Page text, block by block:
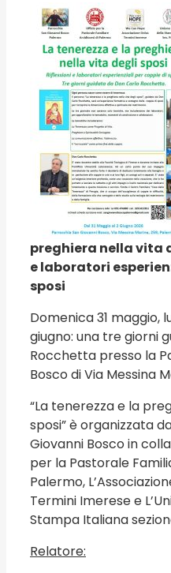
preghiera nella vita
e laboratori
sposi
Domenica 31 maggio,
giugno: una tre giorni
Rocchetta presso la
Bosco di Via Messina
“La tenerezza e la
sposi” è organizzata
Giovanni Bosco in
per la Pastorale
Palermo,
Termini Imerese e
Stampa Italiana
Relatore: